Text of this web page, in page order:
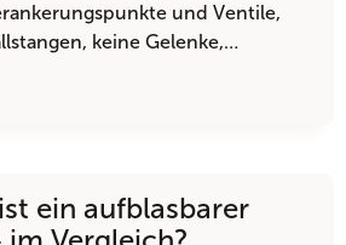
und Ventile,
keine Gelenke,…
ein aufblasbarer